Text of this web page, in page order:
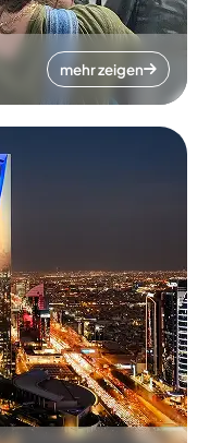
mehr zeigen